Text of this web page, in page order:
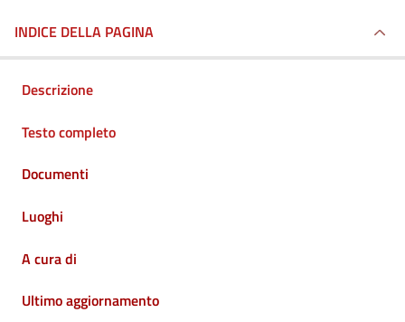
INDICE DELLA PAGINA
Descrizione
Testo completo
Documenti
Luoghi
A cura di
Ultimo aggiornamento